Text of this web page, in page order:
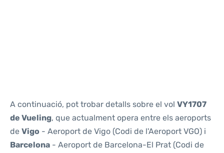
A continuació, pot trobar detalls sobre el vol VY1707
de Vueling, que actualment opera entre els aeroports
de Vigo - Aeroport de Vigo (Codi de l'Aeroport VGO) i
Barcelona - Aeroport de Barcelona-El Prat (Codi de